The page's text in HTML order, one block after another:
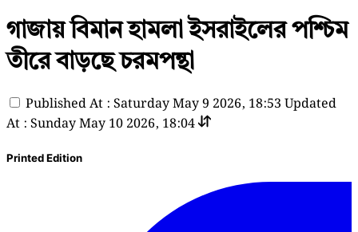
গাজায় বিমান হামলা ইসরাইলের পশ্চিম
তীরে বাড়ছে চরমপন্থা
Published At : Saturday May 9 2026, 18:53 Updated
At : Sunday May 10 2026, 18:04
Printed Edition